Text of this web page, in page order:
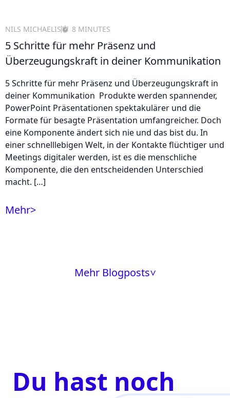
NILS MICHAELIS 8 MINUTES
5 Schritte für mehr Präsenz und
Überzeugungskraft in deiner Kommunikation
5 Schritte für mehr Präsenz und Überzeugungskraft in
deiner Kommunikation Produkte werden spannender,
PowerPoint Präsentationen spektakulärer und die
Formate für besagte Präsentation umfangreicher. Doch
eine Komponente ändert sich nie und das bist du. In
einer schnelllebigen Welt, in der Kontakte flüchtiger und
Meetings digitaler werden, ist es die menschliche
Komponente, die den entscheidenden Unterschied
macht. […]
Mehr>
Mehr Blogposts>
Du hast noch